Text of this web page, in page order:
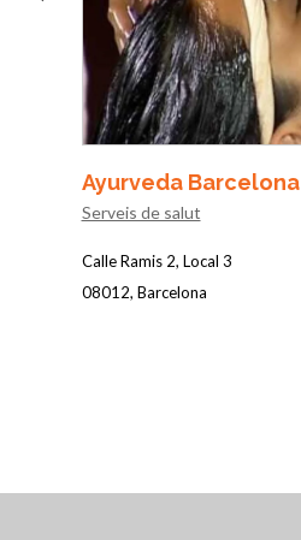
Ayurveda Barcelona
Serveis de salut
Calle Ramis 2, Local 3
08012, Barcelona